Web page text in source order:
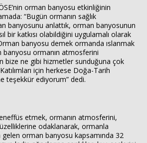
orman banyosu etkinliğinin
“Bugün ormanın sağlık
banyosunu anlattık, orman banyosunun
bir katkısı olabildiğini uygulamalı olarak
banyosu demek ormanda ıslanmak
ormanın atmosferini
bize ne gibi hizmetler sunduğuna çok
için herkese Doğa-Tarih
teşekkür ediyorum” dedi.
etmek, ormanın atmosferini,
odaklanarak, ormanla
orman banyosu kapsamında 32
Haberin Doğru Adresi.